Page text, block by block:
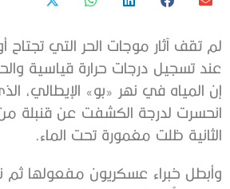
لم تقف آثار موجات الحر التي تجتاح
عند تسجيل درجات حرارة قياسية
إن المياه في نهر «بو» الإيطالي،
انحسرت لدرجة الكشفت عن قنبلة من
الثانية ظلت مغمورة تحت الماء.
وأبطل خبراء عسكريون مفعولها ثم